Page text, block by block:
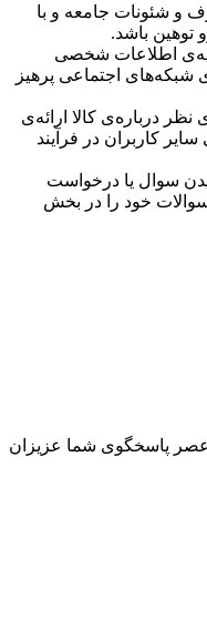
و شئونات جامعه و با
توهین باشد.
اطلاعات شخصی
شبکه‌های اجتماعی پرهیز
نظر درباره‌ی کالا ارائه‌ی
کاربران در فرآیند
سوال یا درخواست
خود را در بخش
در روزهای کاری 9 صبح لغایت 8 عصر پاسخگوی شما عزیزان